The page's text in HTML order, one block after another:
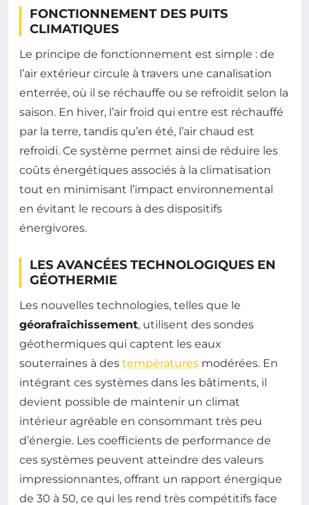
FONCTIONNEMENT DES PUITS
CLIMATIQUES
Le principe de fonctionnement est simple : de
l’air extérieur circule à travers une canalisation
enterrée, où il se réchauffe ou se refroidit selon la
saison. En hiver, l’air froid qui entre est réchauffé
par la terre, tandis qu’en été, l’air chaud est
refroidi. Ce système permet ainsi de réduire les
coûts énergétiques associés à la climatisation
tout en minimisant l’impact environnemental
en évitant le recours à des dispositifs
énergivores.
LES AVANCÉES TECHNOLOGIQUES EN
GÉOTHERMIE
Les nouvelles technologies, telles que le
géorafraîchissement, utilisent des sondes
géothermiques qui captent les eaux
souterraines à des températures modérées. En
intégrant ces systèmes dans les bâtiments, il
devient possible de maintenir un climat
intérieur agréable en consommant très peu
d’énergie. Les coefficients de performance de
ces systèmes peuvent atteindre des valeurs
impressionnantes, offrant un rapport énergique
de 30 à 50, ce qui les rend très compétitifs face